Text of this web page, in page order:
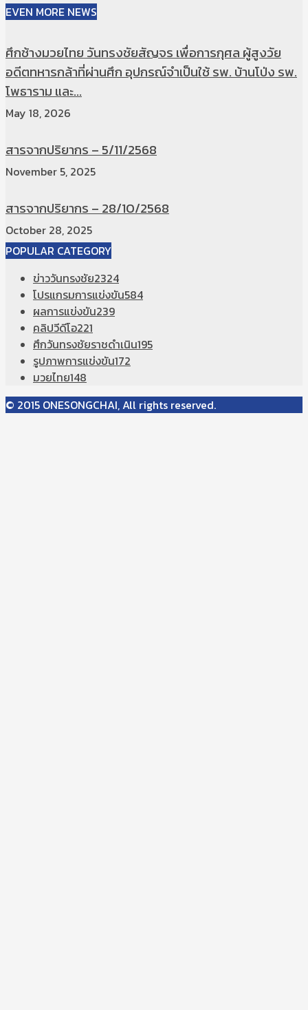
EVEN MORE NEWS
ศึกช้างมวยไทย วันทรงชัยสัญจร เพื่อการกุศล ผู้สูงวัย
อดีตทหารกล้าที่ผ่านศึก อุปกรณ์จำเป็นใช้ รพ. บ้านโป่ง รพ.
โพธาราม และ...
May 18, 2026
สารจากปริยากร – 5/11/2568
November 5, 2025
สารจากปริยากร – 28/10/2568
October 28, 2025
POPULAR CATEGORY
ข่าววันทรงชัย2324
โปรแกรมการแข่งขัน584
ผลการแข่งขัน239
คลิปวีดีโอ221
ศึกวันทรงชัยราชดำเนิน195
รูปภาพการแข่งขัน172
มวยไทย148
© 2015 ONESONGCHAI, All rights reserved.